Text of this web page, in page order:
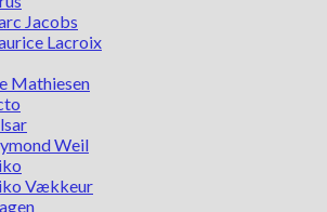
Jacobs
Lacroix
Mathiesen
Weil
Vækkeur